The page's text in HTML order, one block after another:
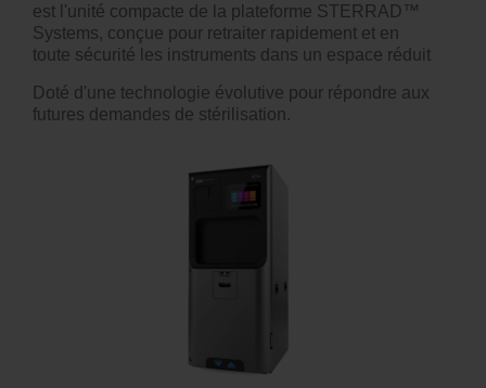
est l'unité compacte de la plateforme STERRAD™
Systems, conçue pour retraiter rapidement et en
toute sécurité les instruments dans un espace réduit
Doté d'une technologie évolutive pour répondre aux
futures demandes de stérilisation.